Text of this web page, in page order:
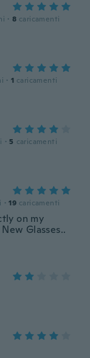
· 8 caricamenti
· 1 caricamenti
· 5 caricamenti
· 19 caricamenti
on my
Glasses..